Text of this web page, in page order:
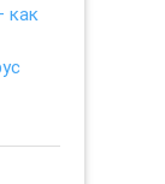
как